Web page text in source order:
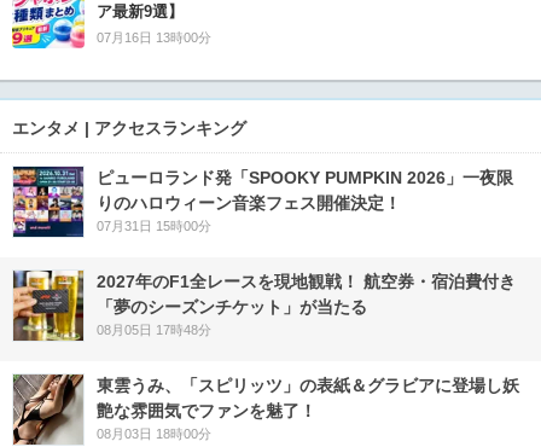
ア最新9選】
07月16日 13時00分
エンタメ | アクセスランキング
ピューロランド発「SPOOKY PUMPKIN 2026」一夜限
りのハロウィーン音楽フェス開催決定！
07月31日 15時00分
2027年のF1全レースを現地観戦！ 航空券・宿泊費付き
「夢のシーズンチケット」が当たる
08月05日 17時48分
東雲うみ、「スピリッツ」の表紙＆グラビアに登場し妖
艶な雰囲気でファンを魅了！
08月03日 18時00分